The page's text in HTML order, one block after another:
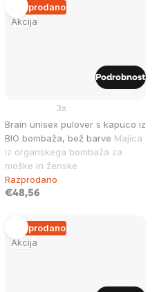
Akcija
Razprodano
Brain unisex pulover s kapuco iz
BIO bombaža, bež barve Majica
iz organskega bombaža za
moške in ženske
3x
Razprodano
€48,56
Podrobnost
Akcija
Razprodano